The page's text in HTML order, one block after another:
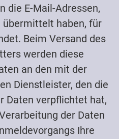
die E-Mail-Adressen,
übermittelt haben, für
Beim Versand des
werden diese
an den mit der
Dienstleister, den die
Daten verpflichtet hat,
der Daten
Ihre